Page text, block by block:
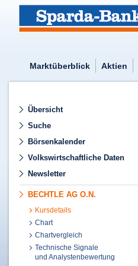
Marktüberblick Aktien
Übersicht
Suche
Börsenkalender
Volkswirtschaftliche Daten
Newsletter
BECHTLE AG O.N.
Kursdetails
Chart
Chartvergleich
Technische Signale
und Analystenbewertung